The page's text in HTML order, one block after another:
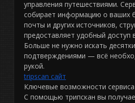
управления путешествиями.
собирает информацию о ваших
почты и других источников,
предоставляет удобный доступ
Больше не нужно искать
подтверждениями — всё
рукой.
tripscan сайт
Ключевые возможности сервиса
С помощью трипскан вы